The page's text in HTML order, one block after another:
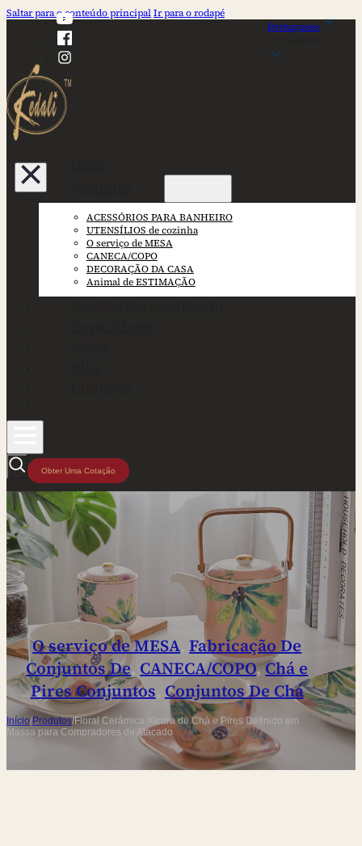
Saltar para o conteúdo principalIr para o rodapé
Portuguese
ACESSÓRIOS PARA BANHEIRO
UTENSÍLIOS de cozinha
O serviço de MESA
CANECA/COPO
DECORAÇÃO DA CASA
Animal de ESTIMAÇÃO
Obter Uma Cotação
O serviço de MESA ,Fabricação De
Conjuntos De, CANECA/COPO,Chá e
Pires Conjuntos Conjuntos De Chá
Início/Produtos/Floral Cerâmica Xícara de Chá e Pires Definido em
Massa para Compradores de Atacado